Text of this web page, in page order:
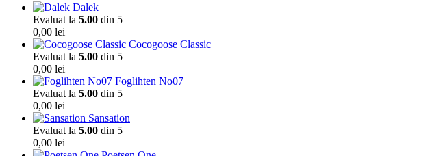
Dalek
Evaluat la 5.00 din 5
0,00 lei
Cocogoose Classic
Evaluat la 5.00 din 5
0,00 lei
Foglihten No07
Evaluat la 5.00 din 5
0,00 lei
Sansation
Evaluat la 5.00 din 5
0,00 lei